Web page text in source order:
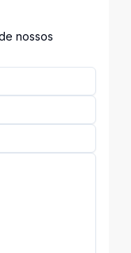
nossos